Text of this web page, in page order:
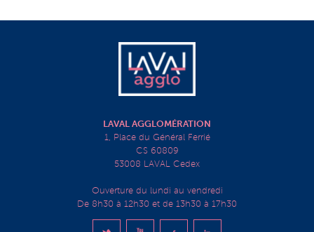
LAVAL AGGLOMÉRATION
1, Place du Général Ferrié
CS 60809
53008 LAVAL Cedex
Ouverture du lundi au vendredi
De 8h30 à 12h30 et de 13h30 à 17h30